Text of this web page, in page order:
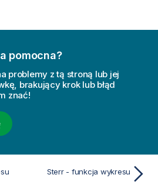
pomocna?
problemy z tą stroną lub jej
brakujący krok lub błąd
znać!
Sterr - funkcja wykresu